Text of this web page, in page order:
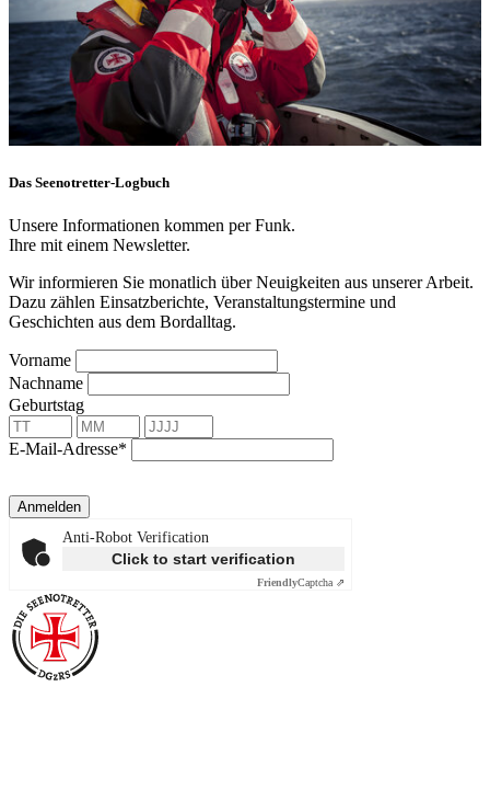
Das Seenotretter-Logbuch
Unsere Informationen kommen per Funk.
Ihre mit einem Newsletter.
Wir informieren Sie monatlich über Neuigkeiten aus unserer Arbeit.
Dazu zählen Einsatzberichte, Veranstaltungstermine und
Geschichten aus dem Bordalltag.
Vorname
Nachname
Geburtstag
E-Mail-Adresse*
Anmelden
Anti-Robot Verification
Click to start verification
FriendlyCaptcha ⇗